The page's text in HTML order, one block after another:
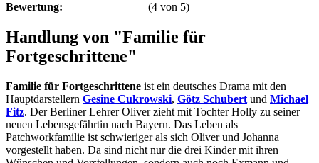
Bewertung: (4 von 5)
Handlung von "Familie für
Fortgeschrittene"
Familie für Fortgeschrittene ist ein deutsches Drama mit den
Hauptdarstellern Gesine Cukrowski, Götz Schubert und Michael
Fitz. Der Berliner Lehrer Oliver zieht mit Tochter Holly zu seiner
neuen Lebensgefährtin nach Bayern. Das Leben als
Patchworkfamilie ist schwieriger als sich Oliver und Johanna
vorgestellt haben. Da sind nicht nur die drei Kinder mit ihren